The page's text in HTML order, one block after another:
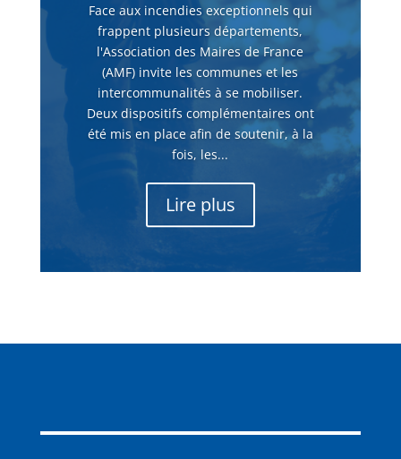
Face aux incendies exceptionnels qui
frappent plusieurs départements,
l'Association des Maires de France
(AMF) invite les communes et les
intercommunalités à se mobiliser.
Deux dispositifs complémentaires ont
été mis en place afin de soutenir, à la
fois, les...
Lire plus